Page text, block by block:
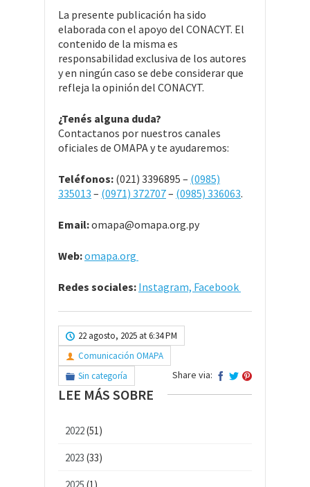
La presente publicación ha sido
elaborada con el apoyo del CONACYT. El
contenido de la misma es
responsabilidad exclusiva de los autores
y en ningún caso se debe considerar que
refleja la opinión del CONACYT.
¿Tenés alguna duda?
Contactanos por nuestros canales
oficiales de OMAPA y te ayudaremos:
Teléfonos: (021) 3396895 – (0985)
335013 – (0971) 372707– (0985) 336063.
Email:omapa@omapa.org.py
Web:omapa.org
Redes sociales: Instagram, Facebook
22 agosto, 2025 at 6:34 PM
Comunicación OMAPA
Sin categoría
Share via:
LEE MÁS SOBRE
2022(51)
2023 (33)